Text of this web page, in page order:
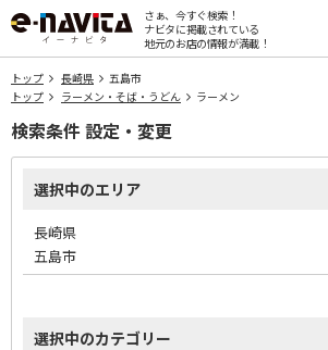
さぁ、今すぐ検索！
ナビタに掲載されている
地元のお店の情報が満載！
トップ 長崎県
五島市
トップ
ラーメン・そば・うどん ラーメン
検索条件 設定・変更
選択中のエリア
長崎県
五島市
選択中のカテゴリー